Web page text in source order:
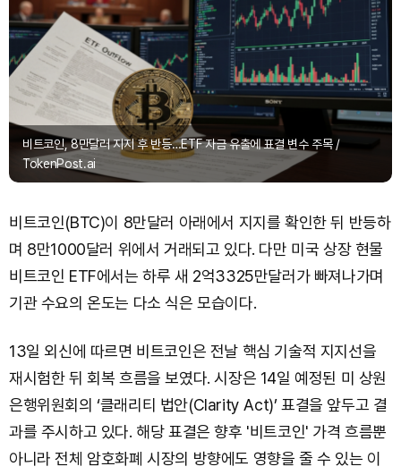
비트코인, 8만달러 지지 후 반등…ETF 자금 유출에 표결 변수 주목 /
TokenPost.ai
비트코인(BTC)이 8만달러 아래에서 지지를 확인한 뒤 반등하
며 8만1000달러 위에서 거래되고 있다. 다만 미국 상장 현물
비트코인 ETF에서는 하루 새 2억3325만달러가 빠져나가며
기관 수요의 온도는 다소 식은 모습이다.
13일 외신에 따르면 비트코인은 전날 핵심 기술적 지지선을
재시험한 뒤 회복 흐름을 보였다. 시장은 14일 예정된 미 상원
은행위원회의 ‘클래리티 법안(Clarity Act)’ 표결을 앞두고 결
과를 주시하고 있다. 해당 표결은 향후 '비트코인' 가격 흐름뿐
아니라 전체 암호화폐 시장의 방향에도 영향을 줄 수 있는 이